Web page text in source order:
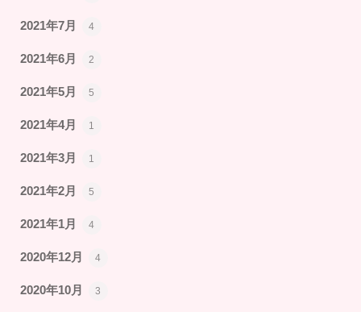
2021年7月 4
2021年6月 2
2021年5月 5
2021年4月 1
2021年3月 1
2021年2月 5
2021年1月 4
2020年12月 4
2020年10月 3